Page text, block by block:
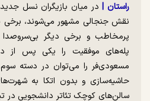
راستان |در میان بازیگران نسل
نقش جنجالی مشهور می‌شوند، برخی
پرمخاطب و برخی دیگر بی‌سروصدا
پله‌های موفقیت را یکی پس از
مسعودی‌فر را می‌توان در دسته سوم
حاشیه‌سازی و بدون اتکا به
سالن‌های کوچک تئاتر دانشجویی در